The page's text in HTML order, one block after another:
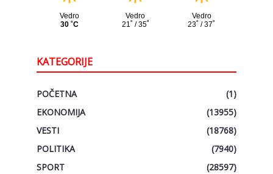
KATEGORIJE
POČETNA
(1)
EKONOMIJA
(13955)
VESTI
(18768)
POLITIKA
(7940)
SPORT
(28597)